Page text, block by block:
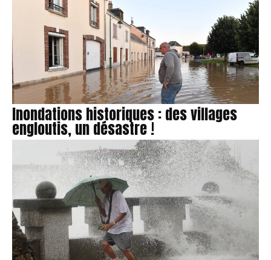
Inondations historiques : des villages
engloutis, un désastre !